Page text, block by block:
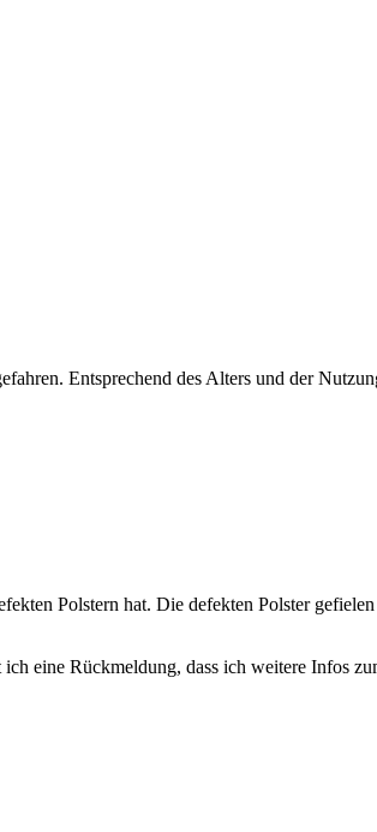
Entsprechend des Alters und der
Polstern hat. Die defekten Polster
eine Rückmeldung, dass ich weitere Infos